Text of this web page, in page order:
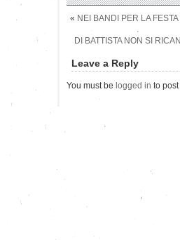
« NEI BANDI PER LA
DI BATTISTA NON SI
Leave a Reply
You must be logged in to